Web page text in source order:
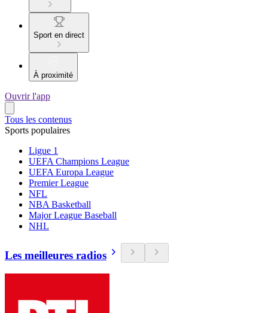
Sport en direct
À proximité
Ouvrir l'app
Tous les contenus
Sports populaires
Ligue 1
UEFA Champions League
UEFA Europa League
Premier League
NFL
NBA Basketball
Major League Baseball
NHL
Les meilleures radios